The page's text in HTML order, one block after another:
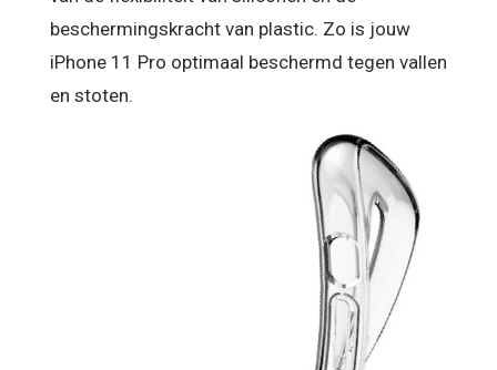
beschermingskracht van plastic. Zo is jouw
iPhone 11 Pro optimaal beschermd tegen vallen
en stoten.